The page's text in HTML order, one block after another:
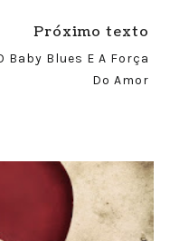
Próximo texto
Baby Blues E A Força
Do Amor